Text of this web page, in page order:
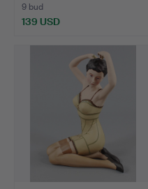
9 bud
139 USD